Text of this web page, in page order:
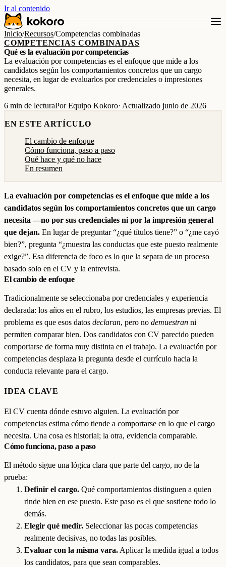
Ir al contenido
Inicio/Recursos/Competencias combinadas
COMPETENCIAS COMBINADAS
Qué es la evaluación por competencias
La evaluación por competencias es el enfoque que mide a los
candidatos según los comportamientos concretos que un cargo
necesita, en lugar de evaluarlos por credenciales o impresiones
generales.
6 min de lecturaPor Equipo Kokoro· Actualizado junio de 2026
EN ESTE ARTÍCULO
El cambio de enfoque
Cómo funciona, paso a paso
Qué hace y qué no hace
En resumen
La evaluación por competencias es el enfoque que mide a los
candidatos según los comportamientos concretos que un cargo
necesita —no por sus credenciales ni por la impresión general
que dejan. En lugar de preguntar “¿qué títulos tiene?” o “¿me cayó
bien?”, pregunta “¿muestra las conductas que este puesto realmente
exige?”. Esa diferencia de foco es lo que la separa de un proceso
basado solo en el CV y la entrevista.
El cambio de enfoque
Tradicionalmente se seleccionaba por credenciales y experiencia
declarada: los años en el rubro, los estudios, las empresas previas. El
problema es que esos datos declaran, pero no demuestran ni
permiten comparar bien. Dos candidatos con CV parecido pueden
comportarse de forma muy distinta en el trabajo. La evaluación por
competencias desplaza la pregunta desde el currículo hacia la
conducta relevante para el cargo.
IDEA CLAVE
El CV cuenta dónde estuvo alguien. La evaluación por
competencias estima cómo tiende a comportarse en lo que el cargo
necesita. Una cosa es historial; la otra, evidencia comparable.
Cómo funciona, paso a paso
El método sigue una lógica clara que parte del cargo, no de la
prueba:
Definir el cargo. Qué comportamientos distinguen a quien
rinde bien en ese puesto. Este paso es el que sostiene todo lo
demás.
Elegir qué medir. Seleccionar las pocas competencias
realmente decisivas, no todas las posibles.
Evaluar con la misma vara. Aplicar la medida igual a todos
los candidatos, para que sean comparables.